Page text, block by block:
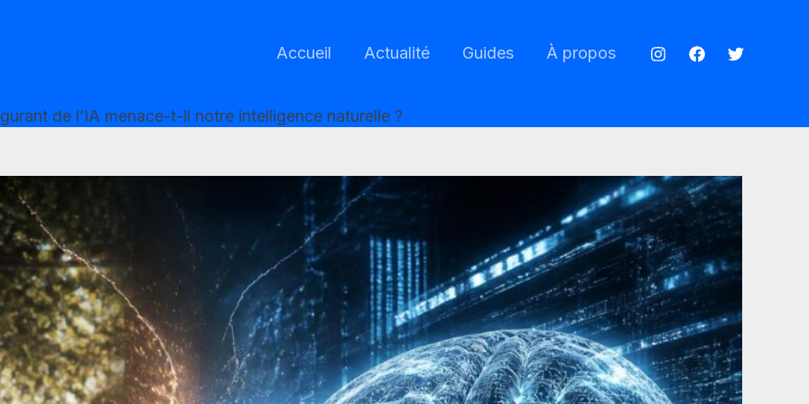
Accueil Actualité Guides À propos
de l’IA menace-t-il notre intelligence naturelle ?